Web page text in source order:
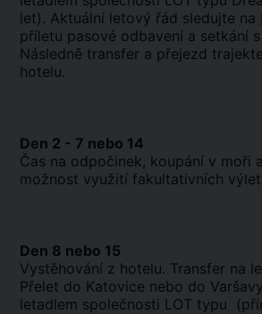
let). Aktuální letový řád sledujte na
příletu pasové odbavení a setkání
Následně transfer a přejezd
hotelu.
Den 2 - 7 nebo 14
Čas na odpočinek, koupání v moři
možnost využití fakultativních
Den 8 nebo 15
Vystěhování z hotelu. Transfer na
Přelet do Katovice nebo do
letadlem společnosti LOT typu